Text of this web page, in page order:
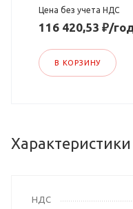
Цена без учета НДС
116 420,53 ₽/
В КОРЗИНУ
Характеристики
НДС